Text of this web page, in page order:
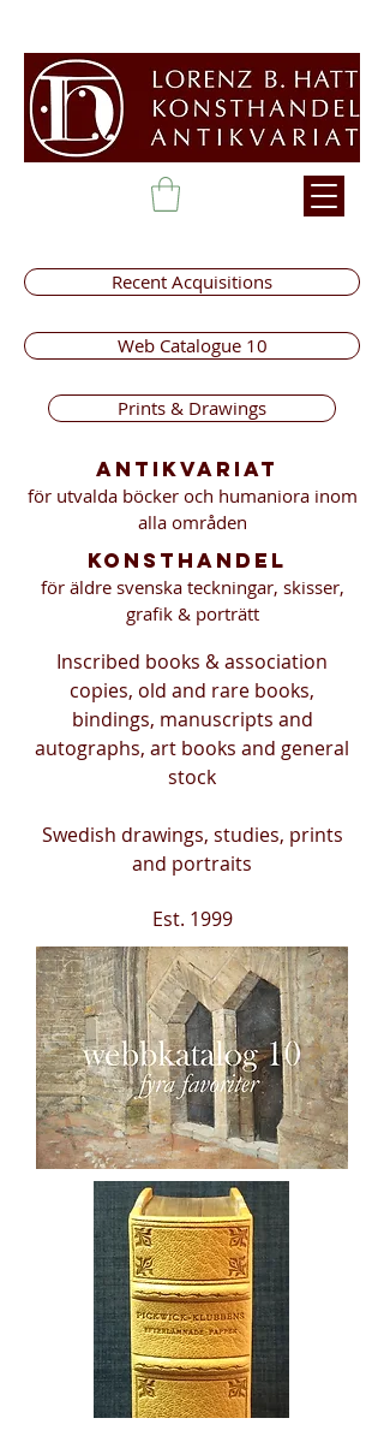
Recent Acquisitions
Web Catalogue 10
Prints & Drawings
Antikvariat
för utvalda böcker och humaniora inom
alla områden
konsthandel
för äldre svenska teckningar, skisser,
grafik & porträtt
Inscribed books & association
copies, old and rare books,
bindings, manuscripts and
autographs, art books and general
stock
Swedish drawings, studies, prints
and portraits
Est. 1999